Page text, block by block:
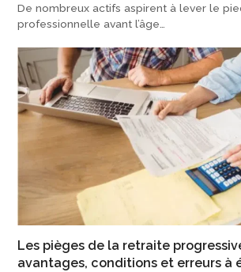
De nombreux actifs aspirent à lever le
professionnelle avant l’âge…
Les pièges de la retraite
avantages, conditions et erreurs à